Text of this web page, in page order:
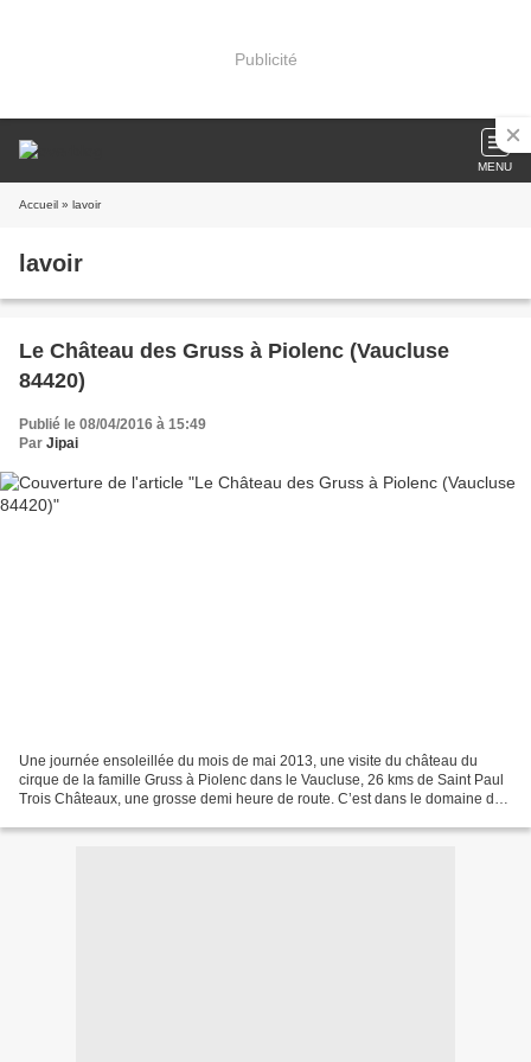
Publicité
MENU
Accueil » lavoir
lavoir
Le Château des Gruss à Piolenc (Vaucluse
84420)
Publié le 08/04/2016 à 15:49
Par Jipai
Une journée ensoleillée du mois de mai 2013, une visite du château du
cirque de la famille Gruss à Piolenc dans le Vaucluse, 26 kms de Saint Paul
Trois Châteaux, une grosse demi heure de route. C’est dans le domaine du